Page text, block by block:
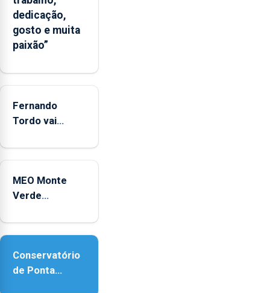
da
CPUE
entre
2022
dedicação,
gosto e muita
paixão”
Fernando
Tordo vai
anos de
Coliseu
Micaelense
MEO Monte
Verde
reforço da
Conservatório
de Ponta